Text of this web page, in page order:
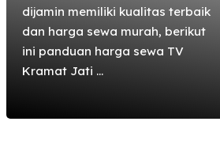
dijamin memiliki kualitas terbaik
dan harga sewa murah, berikut
ini panduan harga sewa TV
Kramat Jati ...